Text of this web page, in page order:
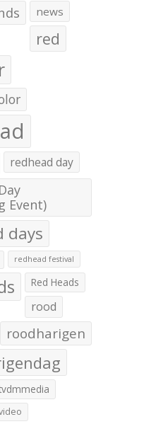
news
red
redhead day
Event)
days
redhead festival
Red Heads
rood
roodharigen